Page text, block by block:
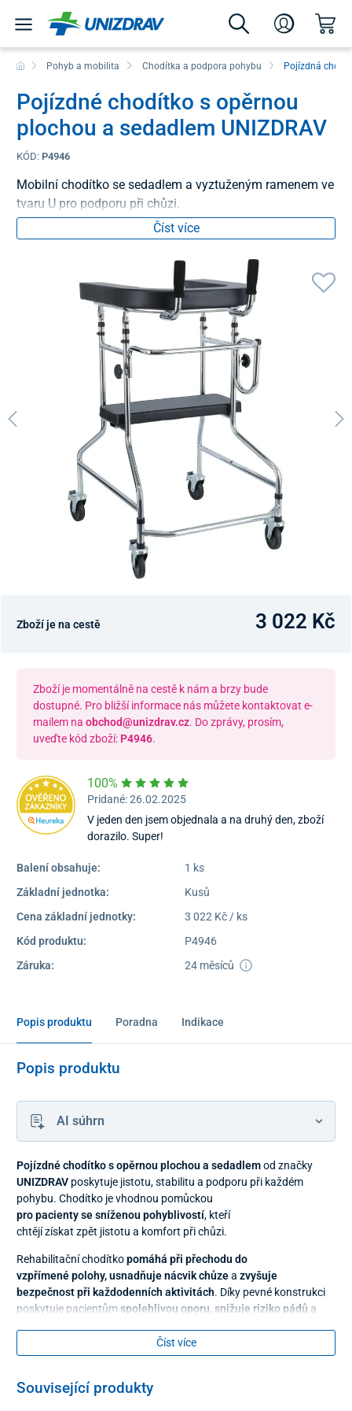
Pohyb a mobilita Chodítka a podpora pohybu Pojízdná
Pojízdné chodítko s opěrnou
plochou a sedadlem UNIZDRAV
KÓD: P4946
Mobilní chodítko se sedadlem a vyztuženým ramenem ve
tvaru U pro podporu při chůzi.
Číst více
Zboží je na cestě 3 022 Kč
Zboží je momentálně na cestě k nám a brzy bude
dostupné. Pro bližší informace nás můžete kontaktovat e-
mailem na obchod@unizdrav.cz. Do zprávy, prosím,
uveďte kód zboží: P4946.
100%
Pridané: 26.02.2025
V jeden den jsem objednala a na druhý den, zboží
dorazilo. Super!
Balení obsahuje:
1 ks
Základní jednotka:
Kusů
Cena základní jednotky:
3 022 Kč / ks
Kód produktu:
P4946
Záruka:
24 měsíců
Popis produktu Poradna Indikace
Popis produktu
AI súhrn
Pojízdné chodítko s opěrnou plochou a sedadlemod značky
UNIZDRAV poskytuje jistotu, stabilitu a podporu při každém
pohybu. Chodítko je vhodnou pomůckou
pro pacienty se sníženou pohyblivostí, kteří
chtějí získat zpět jistotu a komfort při chůzi.
Rehabilitační chodítkopomáhá při přechodu do
vzpřímené polohy, usnadňuje nácvik chůzea zvyšuje
bezpečnost při každodenních aktivitách. Díky pevné konstrukci
poskytuje pacientům spolehlivou oporu, snižuje riziko pádů a
Tento model mobilního chodítka je vybavenčalouněnými
zaručují pohodlné a ergonomické používání. Praktickým
Číst více
Související produkty